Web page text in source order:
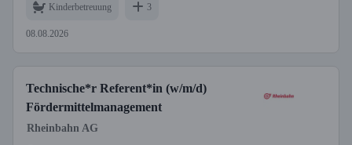
Kinderbetreuung 3
08.08.2026
Technische*r Referent*in (w/m/d)
Fördermittelmanagement
Rheinbahn AG